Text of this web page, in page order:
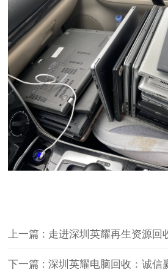
上一篇 : 走进深圳英耀再生资源回
下一篇 : 深圳英耀电脑回收：诚信